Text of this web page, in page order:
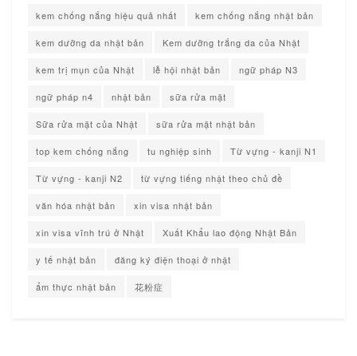
kem chống nắng hiệu quả nhất kem chống nắng nhật bản
kem dưỡng da nhật bản Kem dưỡng trắng da của Nhật
kem trị mụn của Nhật lễ hội nhật bản ngữ pháp N3
ngữ pháp n4 nhật bản sữa rửa mặt
Sữa rửa mặt của Nhật sữa rửa mặt nhật bản
top kem chống nắng tu nghiệp sinh Từ vựng - kanji N1
Từ vựng - kanji N2 từ vựng tiếng nhật theo chủ đề
văn hóa nhật bản xin visa nhật bản
xin visa vĩnh trú ở Nhật Xuất Khẩu lao động Nhật Bản
y tế nhật bản đăng ký điện thoại ở nhật
ẩm thực nhật bản 花粉症